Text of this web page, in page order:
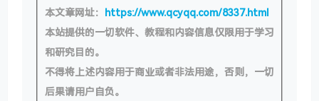
本文章网址： https://www.qcyqq.com/8337.html
本站提供的一切软件、教程和内容信息仅限用于学习
和研究目的。
不得将上述内容用于商业或者非法用途，否则，一切
后果请用户自负。